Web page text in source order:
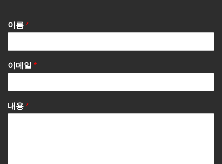
이름 *
이메일 *
내용 *